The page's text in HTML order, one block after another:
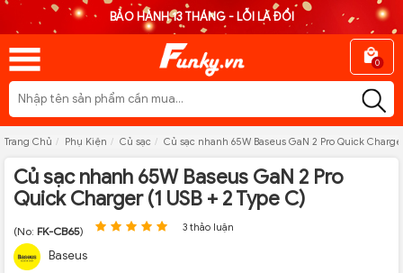
BẢO HÀNH 13 THÁNG - LỖI LÀ ĐỔI
0
Trang Chủ Phụ Kiện Củ sạc Củ sạc nhanh 65W Baseus GaN 2 Pro Quick
Củ sạc nhanh 65W Baseus GaN 2 Pro
Quick Charger (1 USB + 2 Type C)
(No: FK-CB65) 3 thảo luận
Baseus